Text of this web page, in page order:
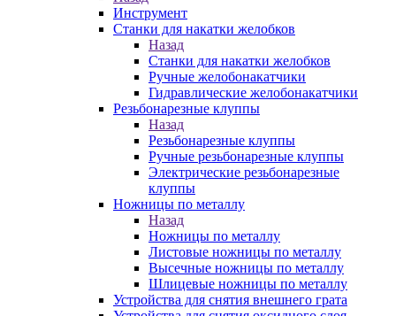
Инструмент
Станки для накатки желобков
Назад
Станки для накатки желобков
Ручные желобонакатчики
Гидравлические желобонакатчики
Резьбонарезные клуппы
Назад
Резьбонарезные клуппы
Ручные резьбонарезные клуппы
Электрические резьбонарезные
клуппы
Ножницы по металлу
Назад
Ножницы по металлу
Листовые ножницы по металлу
Высечные ножницы по металлу
Шлицевые ножницы по металлу
Устройства для снятия внешнего грата